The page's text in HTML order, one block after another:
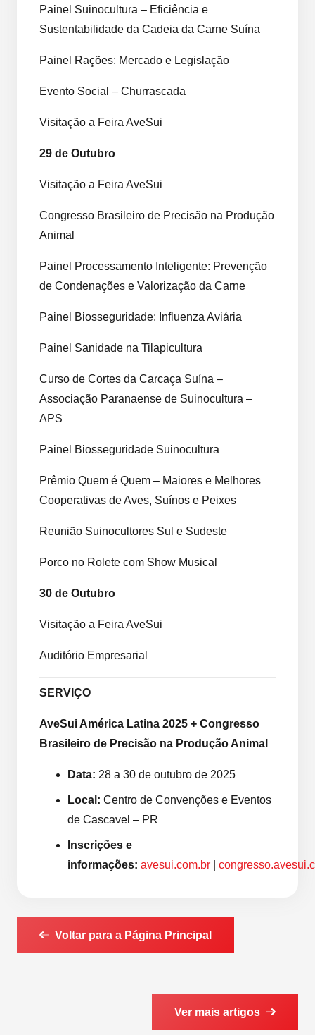
Painel Suinocultura – Eficiência e
Sustentabilidade da Cadeia da Carne Suína
Painel Rações: Mercado e Legislação
Evento Social – Churrascada
Visitação a Feira AveSui
29 de Outubro
Visitação a Feira AveSui
Congresso Brasileiro de Precisão na Produção
Animal
Painel Processamento Inteligente: Prevenção
de Condenações e Valorização da Carne
Painel Biosseguridade: Influenza Aviária
Painel Sanidade na Tilapicultura
Curso de Cortes da Carcaça Suína –
Associação Paranaense de Suinocultura –
APS
Painel Biosseguridade Suinocultura
Prêmio Quem é Quem – Maiores e Melhores
Cooperativas de Aves, Suínos e Peixes
Reunião Suinocultores Sul e Sudeste
Porco no Rolete com Show Musical
30 de Outubro
Visitação a Feira AveSui
Auditório Empresarial
SERVIÇO
AveSui América Latina 2025 + Congresso
Brasileiro de Precisão na Produção Animal
Data: 28 a 30 de outubro de 2025
Local: Centro de Convenções e Eventos
de Cascavel – PR
Inscrições e
informações: avesui.com.br
Voltar para a Página Principal
Ver mais artigos